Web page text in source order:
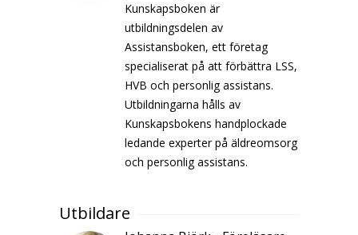
Kunskapsboken är
utbildningsdelen av
Assistansboken, ett företag
specialiserat på att förbättra LSS,
HVB och personlig assistans.
Utbildningarna hålls av
Kunskapsbokens handplockade
ledande experter på äldreomsorg
och personlig assistans.
Utbildare